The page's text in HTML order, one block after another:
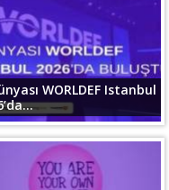
WORLDEF Istanbul